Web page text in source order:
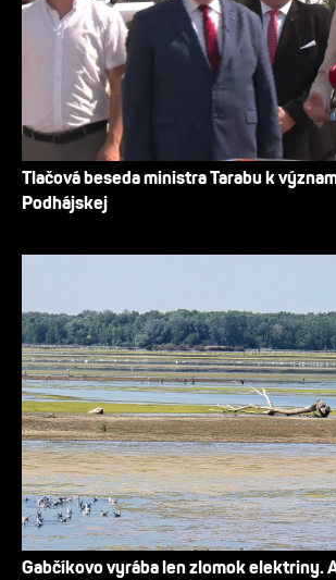
Tlačová beseda ministra Tarabu k
Podhájskej
Gabčíkovo vyrába len zlomok elektriny.